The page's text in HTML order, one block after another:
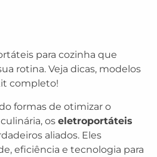
para cozinha que
rotina. Veja dicas, modelos
completo!
formas de otimizar o
os eletroportáteis
aliados. Eles
eficiência e tecnologia para